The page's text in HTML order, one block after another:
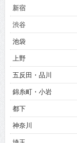
新宿
渋谷
池袋
上野
五反田・品川
錦糸町・小岩
都下
神奈川